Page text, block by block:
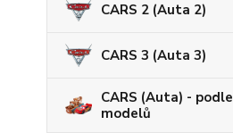
CARS 2 (Auta 2)
CARS 3 (Auta 3)
CARS (Auta) - podle
modelů